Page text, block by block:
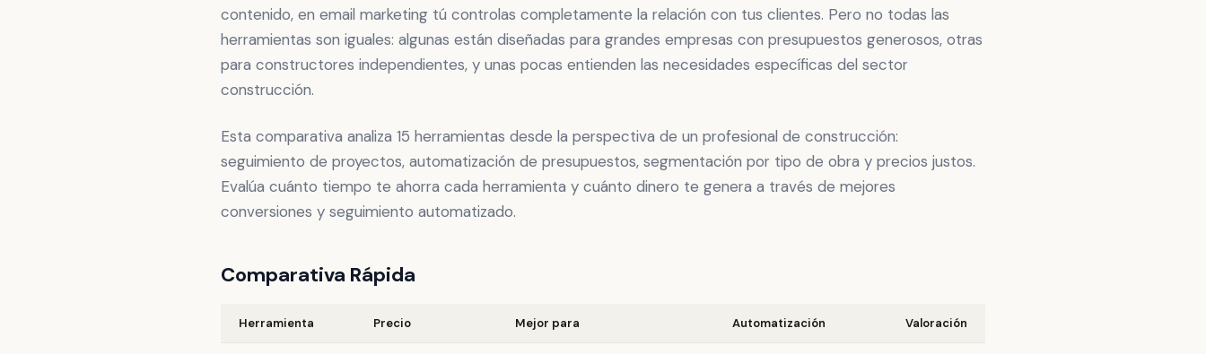
contenido, en email marketing tú controlas completamente la relación con tus clientes. Pero no todas las
herramientas son iguales: algunas están diseñadas para grandes empresas con presupuestos generosos, otras
para constructores independientes, y unas pocas entienden las necesidades específicas del sector
construcción.
Esta comparativa analiza 15 herramientas desde la perspectiva de un profesional de construcción:
seguimiento de proyectos, automatización de presupuestos, segmentación por tipo de obra y precios justos.
Evalúa cuánto tiempo te ahorra cada herramienta y cuánto dinero te genera a través de mejores
conversiones y seguimiento automatizado.
Comparativa Rápida
Herramienta Precio Mejor para Automatización Valoración